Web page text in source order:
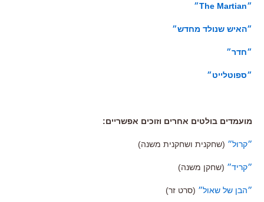
״The Martian״
״האיש שנולד מחדש״
״חדר״
״ספוטלייט״
מועמדים בולטים אחרים וזוכים אפשריים:
״קרול״ (שחקנית ושחקנית משנה)
״קריד״ (שחקן משנה)
״הבן של שאול״ (סרט זר)